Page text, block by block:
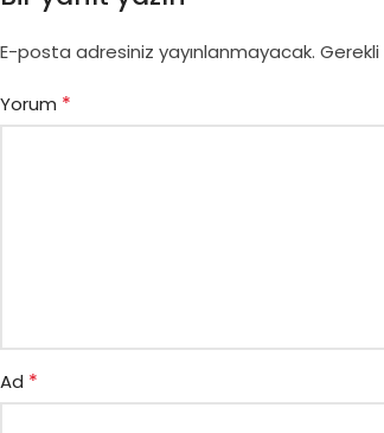
E-posta adresiniz yayınlanmayacak.
Yorum *
Ad *